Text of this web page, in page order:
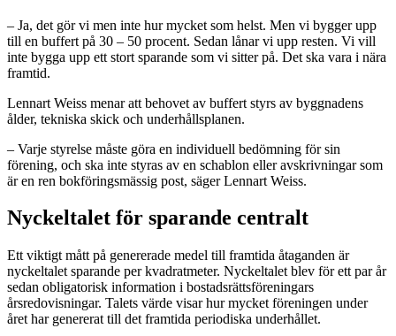
– Ja, det gör vi men inte hur mycket som helst. Men vi bygger upp
till en buffert på 30 – 50 procent. Sedan lånar vi upp resten. Vi vill
inte bygga upp ett stort sparande som vi sitter på. Det ska vara i nära
framtid.
Lennart Weiss menar att behovet av buffert styrs av byggnadens
ålder, tekniska skick och underhållsplanen.
– Varje styrelse måste göra en individuell bedömning för sin
förening, och ska inte styras av en schablon eller avskrivningar som
är en ren bokföringsmässig post, säger Lennart Weiss.
Nyckeltalet för sparande centralt
Ett viktigt mått på genererade medel till framtida åtaganden är
nyckeltalet sparande per kvadratmeter. Nyckeltalet blev för ett par år
sedan obligatorisk information i bostadsrättsföreningars
årsredovisningar. Talets värde visar hur mycket föreningen under
året har genererat till det framtida periodiska underhållet.